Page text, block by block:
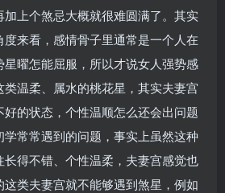
上个煞忌大概就很难圆满了。其实
来看，感情骨子里通常是一个人在
星曜怎能屈服，所以才说女人强势感
温柔、属水的桃花星，其实夫妻宫
的状态，个性温顺怎么还会出问题
常常遇到的问题，事实上虽然这种
得不错、个性温柔，夫妻宫感觉也
类夫妻宫就不能够遇到煞星，例如